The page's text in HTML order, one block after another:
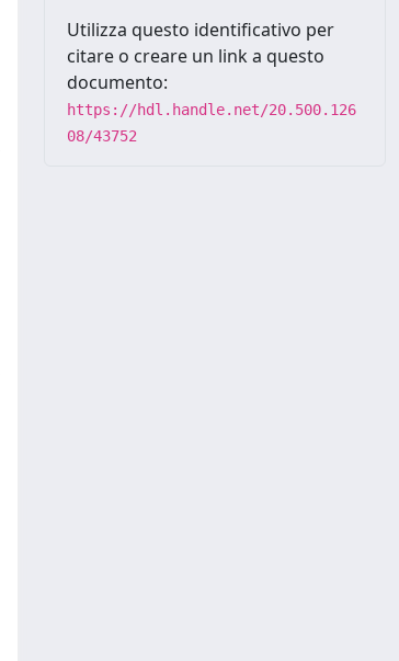
Utilizza questo identificativo per
citare o creare un link a questo
documento:
https://hdl.handle.net/20.500.126
08/43752